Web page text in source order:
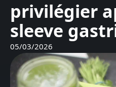
privilégier
sleeve
05/03/2026